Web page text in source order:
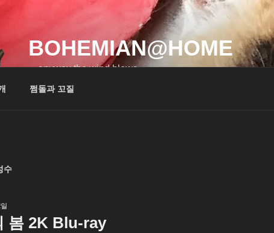
BOHEMIAN@HOME
…anyway the wind blows…
쩜돌과 꼬질
수
봄 2K Blu-ray